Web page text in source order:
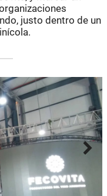
justo dentro de un